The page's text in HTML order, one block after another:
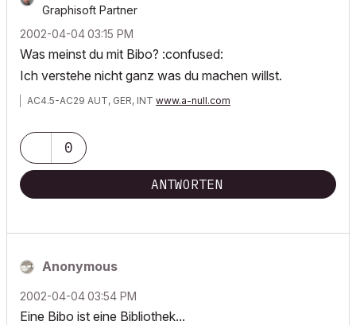
Graphisoft Partner
‎2002-04-0403:15 PM
Was meinst du mit Bibo? :confused:
Ich verstehe nicht ganz was du machen willst.
AC4.5-AC29 AUT, GER, INT www.a-null.com
0
ANTWORTEN
Anonymous
‎2002-04-0403:54 PM
Eine Bibo ist eine Bibliothek...